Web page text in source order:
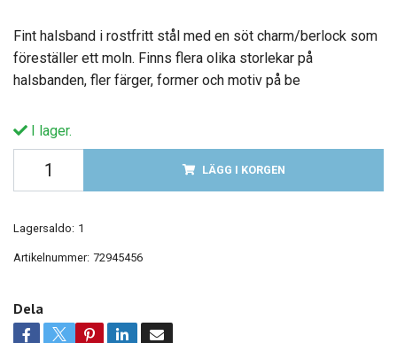
Fint halsband i rostfritt stål med en söt charm/berlock som
föreställer ett moln. Finns flera olika storlekar på
halsbanden, fler färger, former och motiv på be
I lager.
LÄGG I KORGEN
Lagersaldo: 1
Artikelnummer: 72945456
Dela